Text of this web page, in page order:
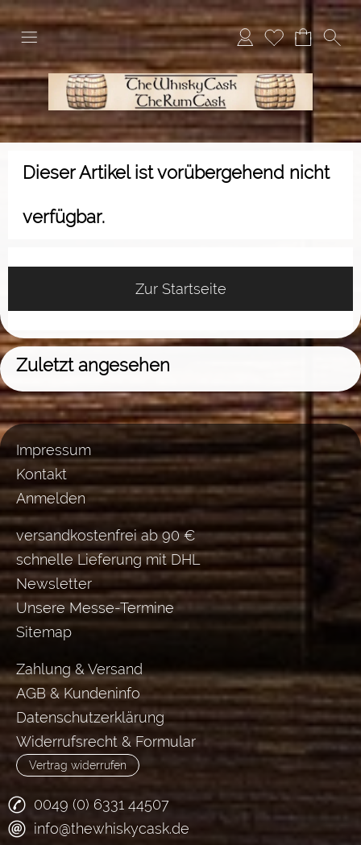
Dieser Artikel ist vorübergehend nicht
verfügbar.
Zur Startseite
Zuletzt angesehen
Impressum
Kontakt
Anmelden
versandkostenfrei ab 90 €
schnelle Lieferung mit DHL
Newsletter
Unsere Messe-Termine
Sitemap
Zahlung & Versand
AGB & Kundeninfo
Datenschutzerklärung
Widerrufsrecht & Formular
Vertrag widerrufen
0049 (0) 6331 44507
info@thewhiskycask.de